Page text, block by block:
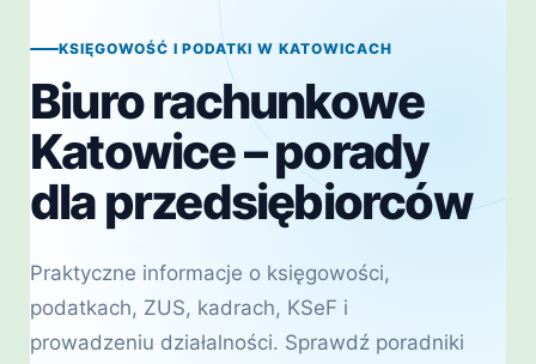
KSIĘGOWOŚĆ I PODATKI W KATOWICACH
Biuro rachunkowe
Katowice – porady
dla przedsiębiorców
Praktyczne informacje o księgowości,
podatkach, ZUS, kadrach, KSeF i
prowadzeniu działalności. Sprawdź poradniki